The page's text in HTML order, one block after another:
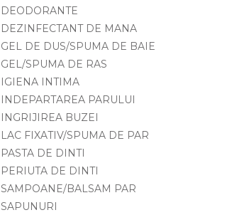
DEODORANTE
DEZINFECTANT DE MANA
GEL DE DUS/SPUMA DE BAIE
GEL/SPUMA DE RAS
IGIENA INTIMA
INDEPARTAREA PARULUI
INGRIJIREA BUZEI
LAC FIXATIV/SPUMA DE PAR
PASTA DE DINTI
PERIUTA DE DINTI
SAMPOANE/BALSAM PAR
SAPUNURI